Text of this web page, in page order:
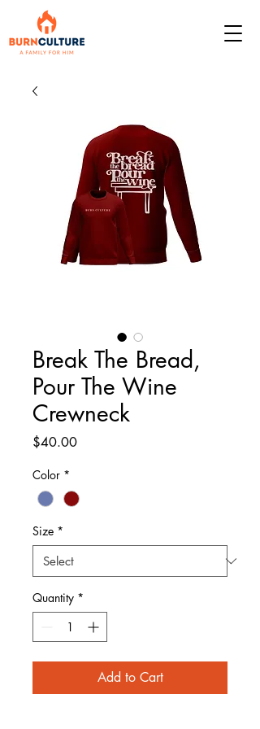
Break The Bread,
Pour The Wine
Crewneck
$40.00Price
Color *
Size *
Quantity *
Add to Cart